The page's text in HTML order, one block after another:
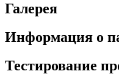
Галерея
Информация о
Тестирование